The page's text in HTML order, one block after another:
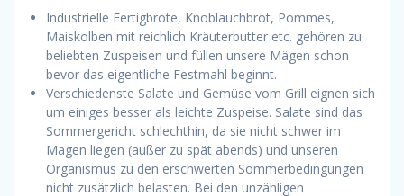
Industrielle Fertigbrote, Knoblauchbrot, Pommes,
Maiskolben mit reichlich Kräuterbutter etc. gehören zu
beliebten Zuspeisen und füllen unsere Mägen schon
bevor das eigentliche Festmahl beginnt.
Verschiedenste Salate und Gemüse vom Grill eignen sich
um einiges besser als leichte Zuspeise. Salate sind das
Sommergericht schlechthin, da sie nicht schwer im
Magen liegen (außer zu spät abends) und unseren
Organismus zu den erschwerten Sommerbedingungen
nicht zusätzlich belasten. Bei den unzähligen